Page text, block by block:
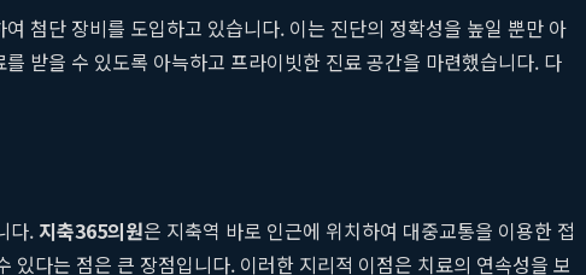
첨단 장비를 도입하고 있습니다. 이는 진단의 정확성을 높일 뿐만 아
받을 수 있도록 아늑하고 프라이빗한 진료 공간을 마련했습니다. 다
다. 지축365의원은 지축역 바로 인근에 위치하여 대중교통을 이용한 접
다는 점은 큰 장점입니다. 이러한 지리적 이점은 치료의 연속성을 보